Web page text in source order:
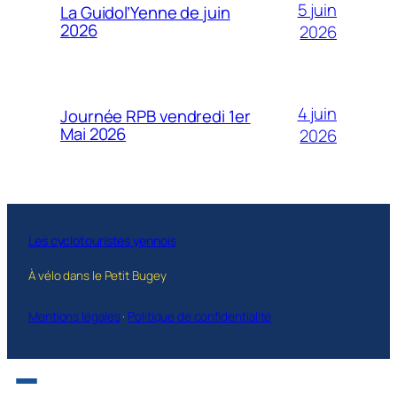
La Guidol’Yenne de juin
2026
5 juin
2026
Journée RPB vendredi 1er
Mai 2026
4 juin
2026
Les cyclotouristes yennois
À vélo dans le Petit Bugey
Mentions légales· Politique de confidentialité